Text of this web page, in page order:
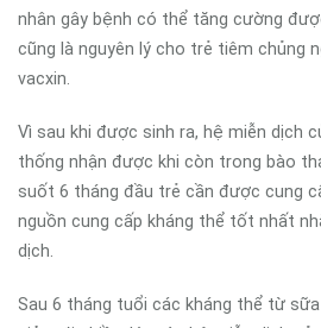
nhân gây bệnh có thể tăng cường
cũng là nguyên lý cho trẻ tiêm chủng
vacxin.
Vì sau khi được sinh ra, hệ miễn dịch
thống nhận được khi còn trong bào
suốt 6 tháng đầu trẻ cần được cung
nguồn cung cấp kháng thể tốt nhất
dịch.
Sau 6 tháng tuổi các kháng thể từ